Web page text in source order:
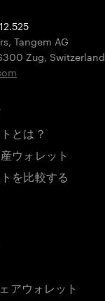
Tangem AG
Zug, Switzerland
とは？
ウォレット
を比較する
アウォレット